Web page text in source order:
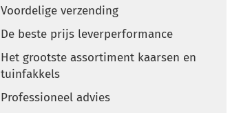
Voordelige verzending
De beste prijs leverperformance
Het grootste assortiment kaarsen en
tuinfakkels
Professioneel advies